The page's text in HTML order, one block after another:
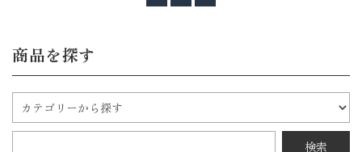
商品を探す